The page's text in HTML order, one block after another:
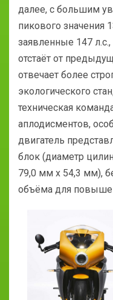
далее, с большим
пикового значения
заявленные 147
отстаёт от
отвечает более
экологического
техническая
аплодисментов,
двигатель
блок (диаметр
79,0 мм x 54,3 мм),
объёма для